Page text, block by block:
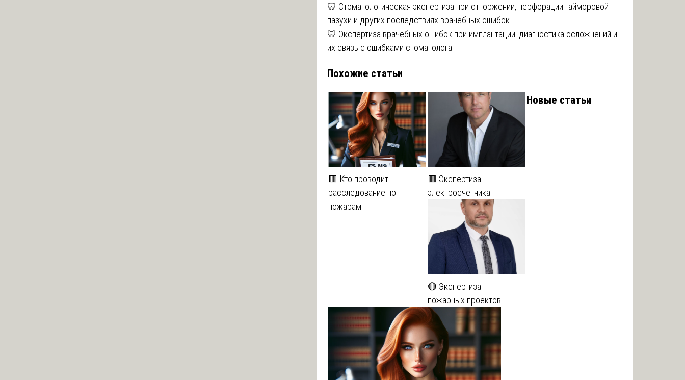
Навигация
по
записям
🦷 Стоматологическая экспертиза при отторжении, перфорации гайморовой
пазухи и других последствиях врачебных ошибок
🦷 Экспертиза врачебных ошибок при имплантации: диагностика осложнений и
их связь с ошибками стоматолога
Похожие статьи
🟥 Кто проводит
расследование по
пожарам
🟥 Экспертиза
электросчетчика
🔴 Экспертиза
пожарных проектов
Новые статьи